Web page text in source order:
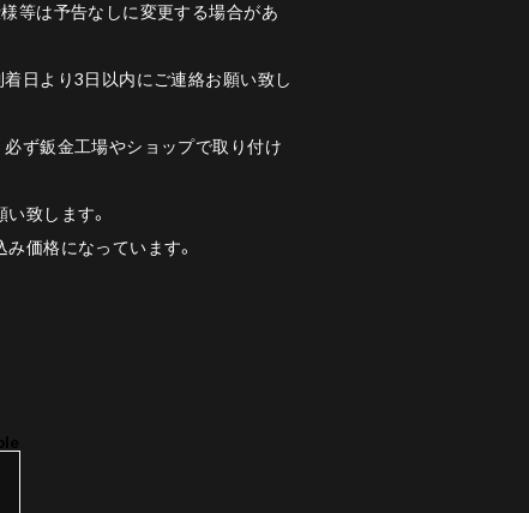
等は予告なしに変更する場合があ
日より3日以内にご連絡お願い致し
ず鈑金工場やショップで取り付け
致します。
価格になっています。